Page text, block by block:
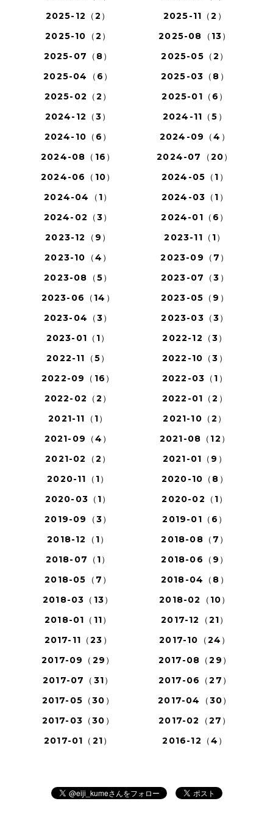
2025-12（2）
2025-11（2）
2025-10（2）
2025-08（13）
2025-07（8）
2025-05（2）
2025-04（6）
2025-03（8）
2025-02（2）
2025-01（6）
2024-12（3）
2024-11（5）
2024-10（6）
2024-09（4）
2024-08（16）
2024-07（20）
2024-06（10）
2024-05（1）
2024-04（1）
2024-03（1）
2024-02（3）
2024-01（6）
2023-12（9）
2023-11（1）
2023-10（4）
2023-09（7）
2023-08（5）
2023-07（3）
2023-06（14）
2023-05（9）
2023-04（3）
2023-03（3）
2023-01（1）
2022-12（3）
2022-11（5）
2022-10（3）
2022-09（16）
2022-03（1）
2022-02（2）
2022-01（2）
2021-11（1）
2021-10（2）
2021-09（4）
2021-08（12）
2021-02（2）
2021-01（9）
2020-11（1）
2020-10（8）
2020-03（1）
2020-02（1）
2019-09（3）
2019-01（6）
2018-12（1）
2018-08（7）
2018-07（1）
2018-06（9）
2018-05（7）
2018-04（8）
2018-03（13）
2018-02（10）
2018-01（11）
2017-12（21）
2017-11（23）
2017-10（24）
2017-09（29）
2017-08（29）
2017-07（31）
2017-06（27）
2017-05（30）
2017-04（30）
2017-03（30）
2017-02（27）
2017-01（21）
2016-12（4）